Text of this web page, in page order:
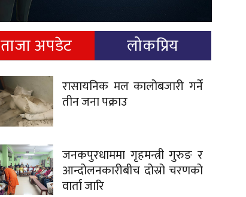
ताजा अपडेट लोकप्रिय
रासायनिक मल कालोबजारी गर्ने
तीन जना पक्राउ
जनकपुरधाममा गृहमन्त्री गुरुङ र
आन्दोलनकारीबीच दोस्रो चरणको
वार्ता जारि